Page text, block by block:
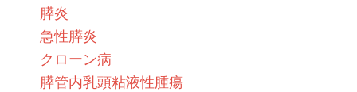
膵炎
急性膵炎
クローン病
膵管内乳頭粘液性腫瘍